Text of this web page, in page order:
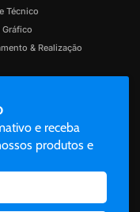
Técnico
Gráfico
& Realização
e receba
produtos e